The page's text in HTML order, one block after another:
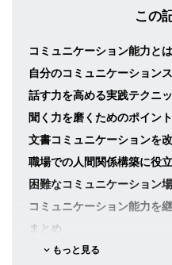
この
コミュニケーション能力と
自分のコミュニケーション
話す力を高める実践テクニ
聞く力を磨くためのポイント
文書コミュニケーションを
職場での人間関係構築に役
困難なコミュニケーション
コミュニケーション能力を
まとめ
もっと見る